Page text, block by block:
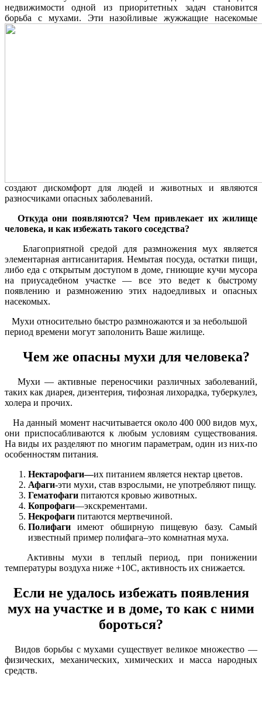
недвижимости одной из приоритетных задач становится
борьба с мухами. Эти назойливые жужжащие насекомые
создают дискомфорт для людей и животных и являются
разносчиками опасных заболеваний.
Откуда они появляются? Чем привлекает их жилище
человека, и как избежать такого соседства?
Благоприятной средой для размножения мух является
элементарная антисанитария. Немытая посуда, остатки пищи,
либо еда с открытым доступом в доме, гниющие кучи мусора
на приусадебном участке — все это ведет к быстрому
появлению и размножению этих надоедливых и опасных
насекомых.
Мухи относительно быстро размножаются и за небольшой
период времени могут заполонить Ваше жилище.
Чем же опасны мухи для человека?
Мухи — активные переносчики различных заболеваний,
таких как диарея, дизентерия, тифозная лихорадка, туберкулез,
холера и прочих.
На данный момент насчитывается около 400 000 видов мух,
они приспосабливаются к любым условиям существования.
На виды их разделяют по многим параметрам, один из них-по
особенностям питания.
Нектарофаги—их питанием является нектар цветов.
Афаги-эти мухи, став взрослыми, не употребляют пищу.
Гематофаги питаются кровью животных.
Копрофаги—экскрементами.
Некрофаги питаются мертвечиной.
Полифаги имеют обширную пищевую базу. Самый
известный пример полифага–это комнатная муха.
Активны мухи в теплый период, при понижении
температуры воздуха ниже +10С, активность их снижается.
Если не удалось избежать появления
мух на участке и в доме, то как с ними
бороться?
Видов борьбы с мухами существует великое множество —
физических, механических, химических и масса народных
средств.